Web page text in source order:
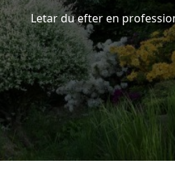
Letar du efter en